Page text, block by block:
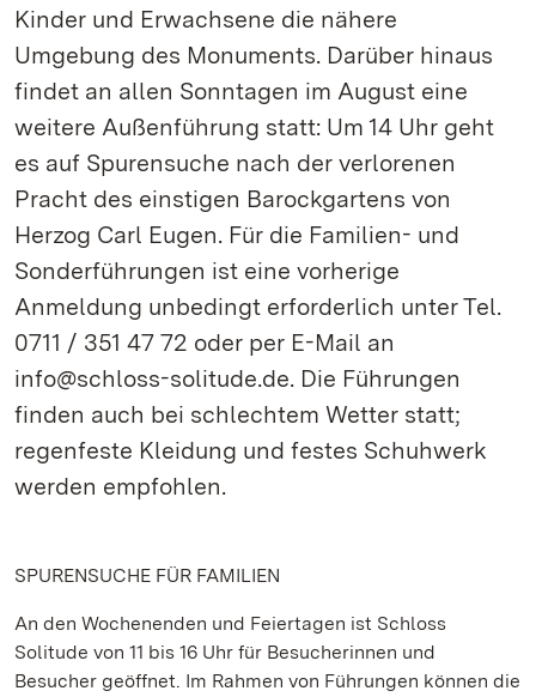
Kinder und Erwachsene die nähere
Umgebung des Monuments. Darüber hinaus
findet an allen Sonntagen im August eine
weitere Außenführung statt: Um 14 Uhr geht
es auf Spurensuche nach der verlorenen
Pracht des einstigen Barockgartens von
Herzog Carl Eugen. Für die Familien- und
Sonderführungen ist eine vorherige
Anmeldung unbedingt erforderlich unter Tel.
0711 / 351 47 72 oder per E-Mail an
info@schloss-solitude.de. Die Führungen
finden auch bei schlechtem Wetter statt;
regenfeste Kleidung und festes Schuhwerk
werden empfohlen.
SPURENSUCHE FÜR FAMILIEN
An den Wochenenden und Feiertagen ist Schloss
Solitude von 11 bis 16 Uhr für Besucherinnen und
Besucher geöffnet. Im Rahmen von Führungen können die